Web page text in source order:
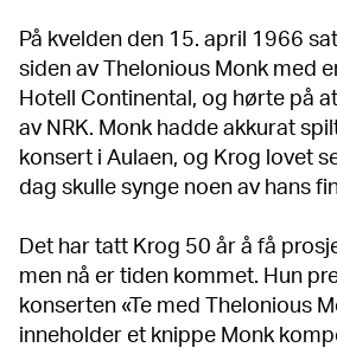
På kvelden den 15. april 1966
siden av Thelonious Monk med
Hotell Continental, og hørte på
av NRK. Monk hadde akkurat
konsert i Aulaen, og Krog lovet
dag skulle synge noen av hans
Det har tatt Krog 50 år å få
men nå er tiden kommet. Hun
konserten «Te med Thelonious
inneholder et knippe Monk